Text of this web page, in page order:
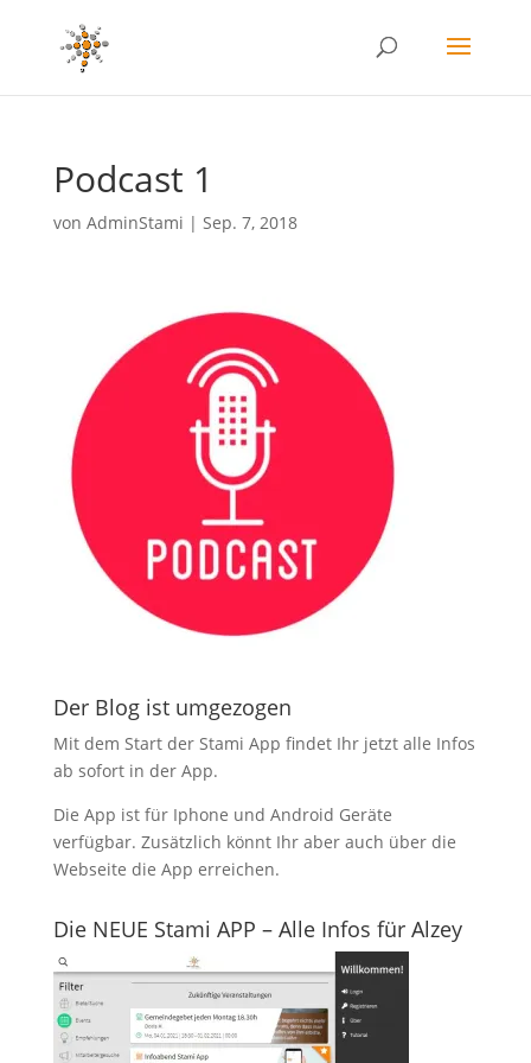
Podcast 1
von AdminStami | Sep. 7, 2018
Der Blog ist umgezogen
Mit dem Start der Stami App findet Ihr jetzt alle Infos
ab sofort in der App.
Die App ist für Iphone und Android Geräte
verfügbar. Zusätzlich könnt Ihr aber auch über die
Webseite die App erreichen.
Die NEUE Stami APP – Alle Infos für Alzey